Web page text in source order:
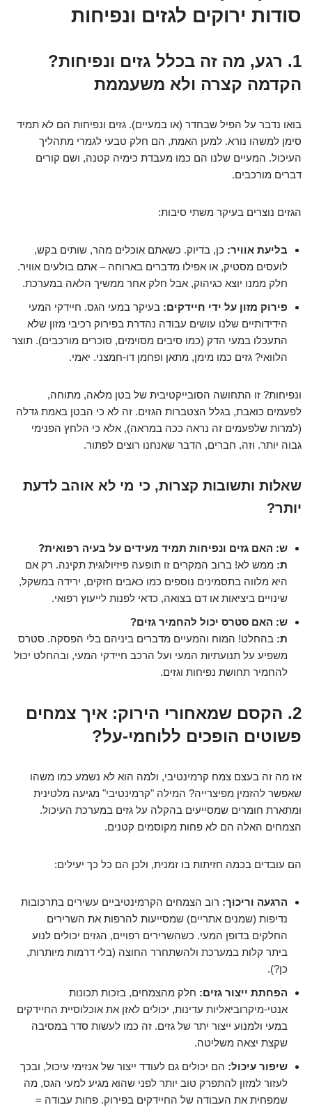
סודות ירוקים לגזים ונפיחות
1. רגע, מה זה בכלל גזים ונפיחות?
הקדמה קצרה ולא משעממת
בואו נדבר על הפיל שבחדר (או במעיים). גזים ונפיחות הם לא תמיד
סימן למשהו נורא. למען האמת, הם חלק טבעי לגמרי מתהליך
העיכול. המעיים שלנו הם כמו מעבדת כימיה קטנה, ושם קורים
דברים מורכבים.
הגזים נוצרים בעיקר משתי סיבות:
בליעת אוויר: כן, בדיוק. כשאתם אוכלים מהר, שותים בקש,
לועסים מסטיק, או אפילו מדברים בארוחה – אתם בולעים אוויר.
חלק ממנו יוצא כגיהוק, אבל חלק אחר ממשיך הלאה במערכת.
פירוק מזון על ידי חיידקים: בעיקר במעי הגס. חיידקי המעי
הידידותיים שלנו עושים עבודה נהדרת בפירוק רכיבי מזון שלא
התעכלו במעי הדק (כמו סיבים מסוימים, סוכרים מורכבים). תוצר
הלוואי? גזים כמו מימן, מתאן ופחמן דו-חמצני. יאמי.
ונפיחות? זו התחושה הסובייקטיבית של בטן מלאה, מתוחה,
לפעמים כואבת, בגלל הצטברות הגזים. זה לא כי הבטן באמת גדלה
(למרות שלפעמים זה נראה ככה במראה), אלא כי הלחץ הפנימי
גבוה יותר. וזה, חברים, הדבר שאנחנו רוצים לפתור.
שאלות ותשובות קצרות, כי מי לא אוהב לדעת
יותר?
ש: האם גזים ונפיחות תמיד מעידים על בעיה רפואית?
ת: ממש לא! ברוב המקרים זו תופעה פיזיולוגית תקינה. רק אם
היא מלווה בתסמינים נוספים כמו כאבים חזקים, ירידה במשקל,
שינויים ביציאות או דם בצואה, כדאי לפנות לייעוץ רפואי.
ש: האם סטרס יכול להחמיר גזים?
ת: בהחלט! המוח והמעיים מדברים ביניהם בלי הפסקה. סטרס
משפיע על תנועתיות המעי ועל הרכב חיידקי המעי, ובהחלט יכול
להחמיר תחושת נפיחות וגזים.
2. הקסם שמאחורי הירוק: איך צמחים
פשוטים הופכים ללוחמי-על?
אז מה זה בעצם צמח קרמינטיבי, ולמה הוא לא נשמע כמו משהו
שאפשר להזמין מפיצרייה? המילה "קרמינטיבי" מגיעה מלטינית
ומתארת חומרים שמסייעים בהקלה על גזים במערכת העיכול.
הצמחים האלה הם לא פחות מקוסמים קטנים.
הם עובדים בכמה חזיתות בו זמנית, ולכן הם כל כך יעילים:
הרגעה וריכוך: רוב הצמחים הקרמינטיביים עשירים בתרכובות
נדיפות (שמנים אתריים) שמסייעות להרפות את השרירים
החלקים בדופן המעי. כשהשרירים רפויים, הגזים יכולים לנוע
ביתר קלות במערכת ולהשתחרר החוצה (בלי דרמות מיותרות,
כן?).
הפחתת ייצור גזים: חלק מהצמחים, בזכות תכונות
אנטי-מיקרוביאליות עדינות, יכולים לאזן את אוכלוסיית החיידקים
במעי ולמנוע ייצור יתר של גזים. זה כמו לעשות סדר במסיבה
שקצת יצאה משליטה.
שיפור עיכול: הם יכולים גם לעודד ייצור של אנזימי עיכול, ובכך
לעזור למזון להתפרק טוב יותר לפני שהוא מגיע למעי הגס, מה
שמפחית את העבודה של החיידקים בפירוק. פחות עבודה =